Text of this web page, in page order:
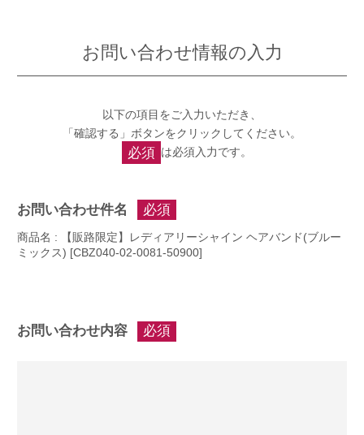
お問い合わせ情報の入力
以下の項目をご入力いただき、
「確認する」ボタンをクリックしてください。
必須 は必須入力です。
お問い合わせ件名 必須
商品名 : 【販路限定】レディアリーシャイン ヘアバンド(ブルー
ミックス) [CBZ040-02-0081-50900]
お問い合わせ内容 必須